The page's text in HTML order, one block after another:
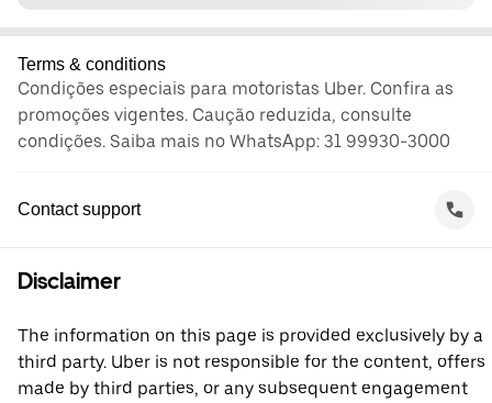
Terms & conditions
Condições especiais para motoristas Uber. Confira as
promoções vigentes. Caução reduzida, consulte
condições. Saiba mais no WhatsApp: 31 99930-3000
Contact support
Disclaimer
The information on this page is provided exclusively by a
third party. Uber is not responsible for the content, offers
made by third parties, or any subsequent engagement